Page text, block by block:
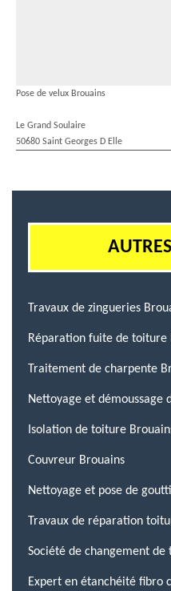
Pose de velux Brouains
Le Grand Soulaire
50680 Saint Georges D Elle
Travaux de zingueries
Réparation fuite de toiture
Traitement de charpente
Nettoyage et démoussage
Isolation de toiture
Couvreur Brouains
Nettoyage et pose de
Travaux de réparation
Société de changement de
Expert en étanchéité fibro